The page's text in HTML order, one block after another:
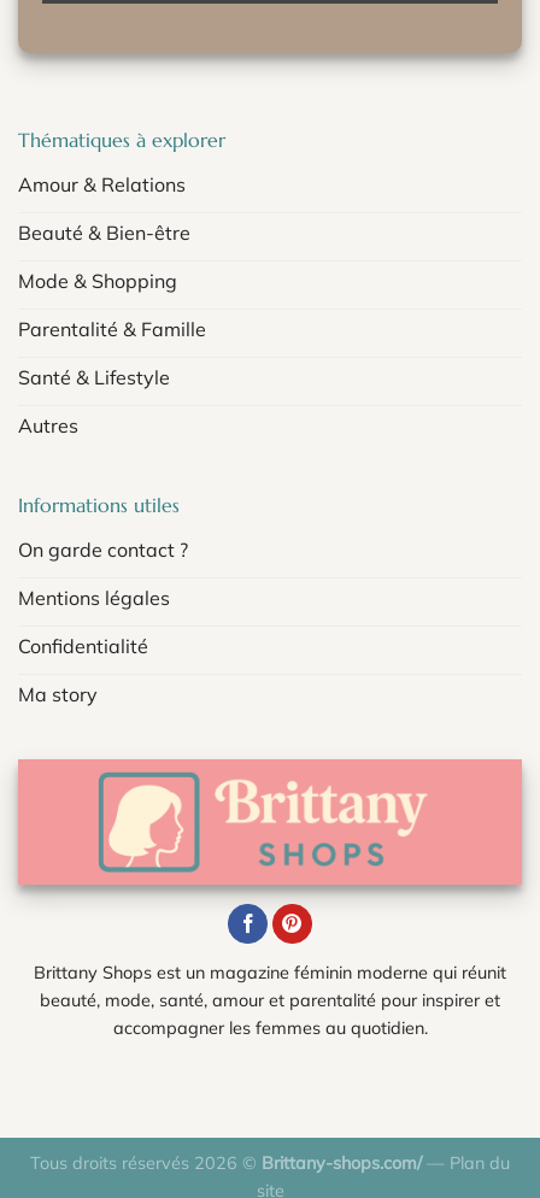
Thématiques à explorer
Amour & Relations
Beauté & Bien-être
Mode & Shopping
Parentalité & Famille
Santé & Lifestyle
Autres
Informations utiles
On garde contact ?
Mentions légales
Confidentialité
Ma story
Brittany Shops est un magazine féminin moderne qui réunit
beauté, mode, santé, amour et parentalité pour inspirer et
accompagner les femmes au quotidien.
Tous droits réservés 2026 © Brittany-shops.com/— Plan du
site